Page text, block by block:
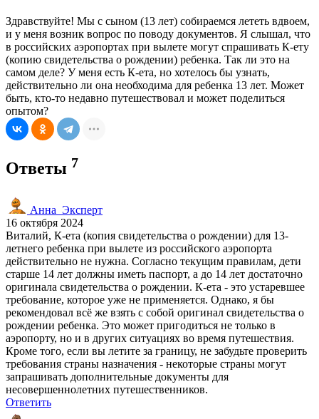
Здравствуйте! Мы с сыном (13 лет) собираемся лететь вдвоем,
и у меня возник вопрос по поводу документов. Я слышал, что
в российских аэропортах при вылете могут спрашивать К-ету
(копию свидетельства о рождении) ребенка. Так ли это на
самом деле? У меня есть К-ета, но хотелось бы узнать,
действительно ли она необходима для ребенка 13 лет. Может
быть, кто-то недавно путешествовал и может поделиться
опытом?
Ответы 7
Анна_Эксперт
16 октября 2024
Виталий, К-ета (копия свидетельства о рождении) для 13-
летнего ребенка при вылете из российского аэропорта
действительно не нужна. Согласно текущим правилам, дети
старше 14 лет должны иметь паспорт, а до 14 лет достаточно
оригинала свидетельства о рождении. К-ета - это устаревшее
требование, которое уже не применяется. Однако, я бы
рекомендовал всё же взять с собой оригинал свидетельства о
рождении ребенка. Это может пригодиться не только в
аэропорту, но и в других ситуациях во время путешествия.
Кроме того, если вы летите за границу, не забудьте проверить
требования страны назначения - некоторые страны могут
запрашивать дополнительные документы для
несовершеннолетних путешественников.
Ответить